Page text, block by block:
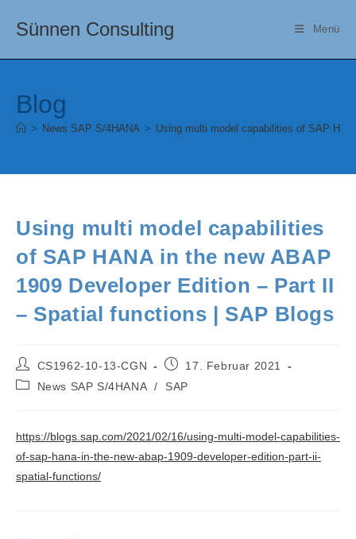
InhaltSünnen Consulting Menü
Blog
> News SAP S/4HANA > Using multi model capabilities of SAP
Using multi model capabilities
of SAP HANA in the new ABAP
1909 Developer Edition – Part II
– Spatial functions | SAP Blogs
Beitrags-
Autor:
CS1962-10-13-CGN
Beitrag17. Februar 2021
Beitrags-
News SAP S/4HANA / SAP
https://blogs.sap.com/2021/02/16/using-multi-model-capabilities-
of-sap-hana-in-the-new-abap-1909-developer-edition-part-ii-
spatial-functions/